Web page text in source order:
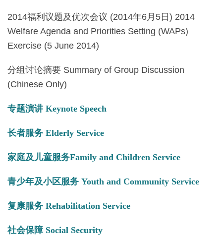
2014福利议题及优次会议 (2014年6月5日) 2014
Welfare Agenda and Priorities Setting (WAPs)
Exercise (5 June 2014)
分组讨论摘要 Summary of Group Discussion
(Chinese Only)
专题演讲 Keynote Speech
长者服务 Elderly Service
家庭及儿童服务Family and Children Service
青少年及小区服务 Youth and Community Service
复康服务 Rehabilitation Service
社会保障 Social Security